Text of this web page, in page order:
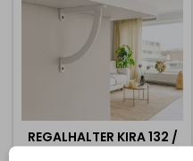
REGALHALTER KIRA 132 /
WEISS MATT